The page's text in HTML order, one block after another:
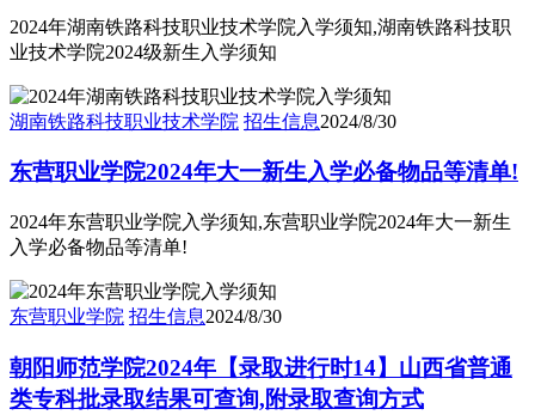
2024年湖南铁路科技职业技术学院入学须知,湖南铁路科技职
业技术学院2024级新生入学须知
湖南铁路科技职业技术学院 招生信息2024/8/30
东营职业学院2024年大一新生入学必备物品等清单!
2024年东营职业学院入学须知,东营职业学院2024年大一新生
入学必备物品等清单!
东营职业学院 招生信息2024/8/30
朝阳师范学院2024年【录取进行时14】山西省普通
类专科批录取结果可查询,附录取查询方式